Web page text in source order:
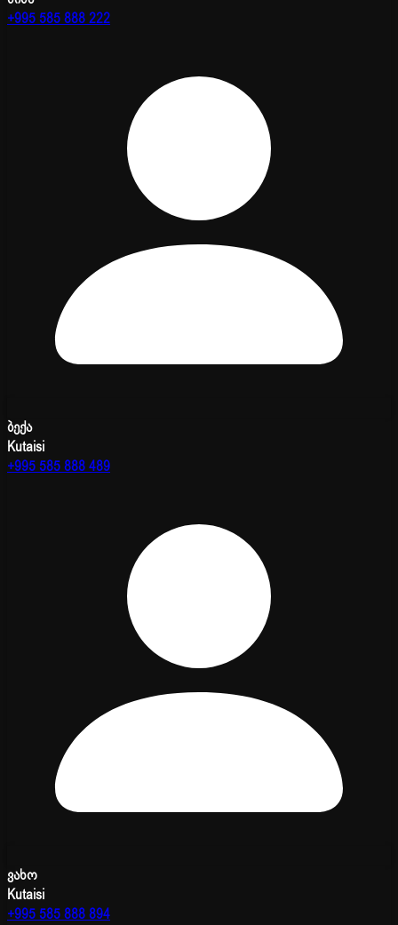
+995 585 888 222
ბექა
Kutaisi
+995 585 888 489
ვახო
Kutaisi
+995 585 888 894